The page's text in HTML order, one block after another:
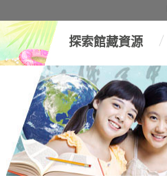
探索館藏資源